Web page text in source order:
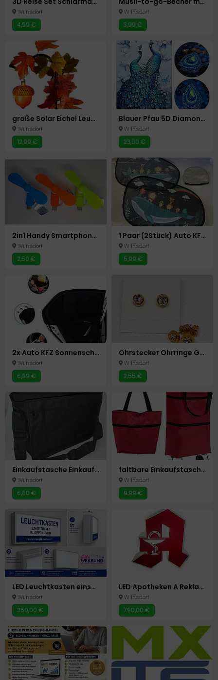
Wilnsdorf
4,99 €
Wilnsdorf
3,99 €
große Solar Eichel Leuchte Herbst Deko Gartenstecker
Wilnsdorf
12,99 €
Blauer Pfau 5D Diamond Painting Diamant Malerei Basteln Malen 60x100cm
Wilnsdorf
23,00 €
2in1 Handy Smartphone Mini Ventilator Micro USB +USB- C 3 Farben Android
Wilnsdorf
2,50 €
1 Paar (2Stück) Auto KFZ Sonnenschutz Kinder Sonnenblende 51x31cm
Wilnsdorf
5,99 €
2x Auto KFZ Sonnenschutz Sonnenblende Baby Kinder UV Schutz Abdeckung
Wilnsdorf
6,99 €
Ohrstecker Ohrringe Goldfarbend Strass Neu
Wilnsdorf
2,55 €
Einkaufstasche Einkaufs Umhängetasche 37 x 14 x 28cm Tasche
Wilnsdorf
6,00 €
faltbare Einkaufstasche mit Rollen Umhänge Tasche Einkauf Trolley Einkaufswagen
Wilnsdorf
9,99 €
LED Leuchtkasten einseitig m.Klapprahmen Werbung Silber eloxiert 100x60x10 cm
Wilnsdorf
350,00 €
LED Apotheken A Reklame Schild Beidseitige Leuchtreklame Neu 80x80cm
Wilnsdorf
790,00 €